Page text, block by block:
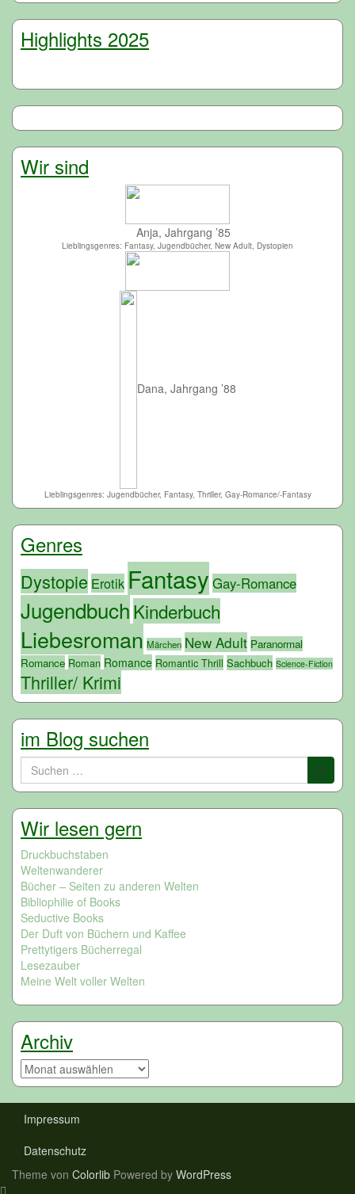
Highlights 2025
Wir sind
Anja, Jahrgang ’85
Lieblingsgenres: Fantasy, Jugendbücher, New Adult, Dystopien
Dana, Jahrgang ’88
Lieblingsgenres: Jugendbücher, Fantasy, Thriller, Gay-Romance/-Fantasy
Genres
Dystopie Erotik Fantasy Gay-Romance
JugendbuchKinderbuch
Liebesroman Märchen New Adult Paranormal
Romance Roman Romance Romantic Thrill Sachbuch Science-Fiction
Thriller/ Krimi
im Blog suchen
Suchen
nach:
Wir lesen gern
Druckbuchstaben
Weltenwanderer
Bücher – Seiten zu anderen Welten
Bibliophilie of Books
Seductive Books
Der Duft von Büchern und Kaffee
Prettytigers Bücherregal
Lesezauber
Meine Welt voller Welten
Archiv
Archiv
Impressum
Datenschutz
Theme von Colorlib Powered by WordPress